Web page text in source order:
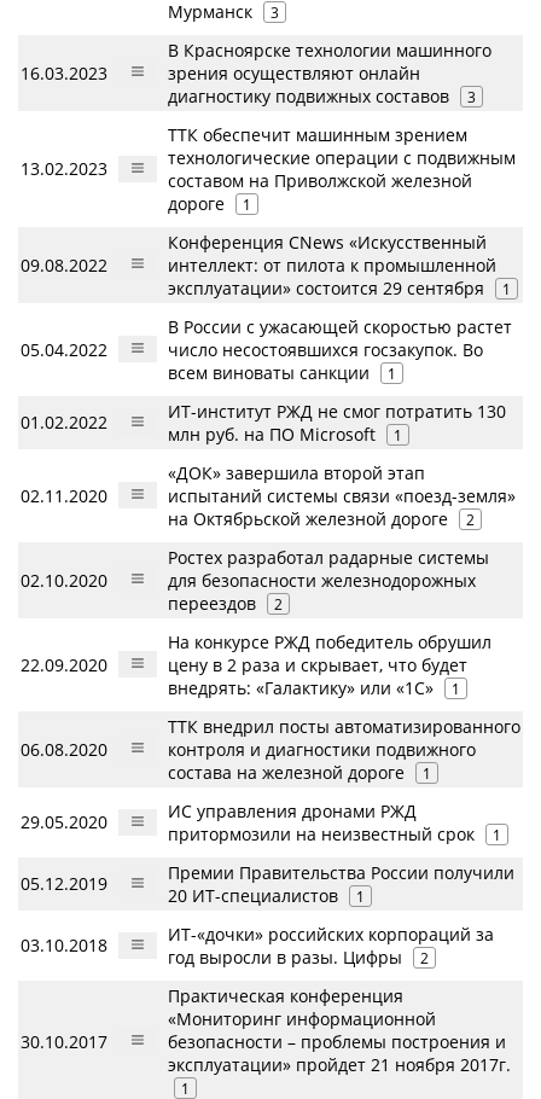
Мурманск
3
16.03.2023
В Красноярске технологии машинного
зрения осуществляют онлайн
диагностику подвижных составов
3
13.02.2023
ТТК обеспечит машинным зрением
технологические операции с подвижным
составом на Приволжской железной
дороге
1
09.08.2022
Конференция CNews «Искусственный
интеллект: от пилота к промышленной
эксплуатации» состоится 29 сентября
1
05.04.2022
В России с ужасающей скоростью растет
число несостоявшихся госзакупок. Во
всем виноваты санкции
1
01.02.2022
ИТ-институт РЖД не смог потратить 130
млн руб. на ПО Microsoft
1
02.11.2020
«ДОК» завершила второй этап
испытаний системы связи «поезд-земля»
на Октябрьской железной дороге
2
02.10.2020
Ростех разработал радарные системы
для безопасности железнодорожных
переездов
2
22.09.2020
На конкурсе РЖД победитель обрушил
цену в 2 раза и скрывает, что будет
внедрять: «Галактику» или «1С»
1
06.08.2020
ТТК внедрил посты автоматизированного
контроля и диагностики подвижного
состава на железной дороге
1
29.05.2020
ИС управления дронами РЖД
притормозили на неизвестный срок
1
05.12.2019
Премии Правительства России получили
20 ИТ-специалистов
1
03.10.2018
ИТ-«дочки» российских корпораций за
год выросли в разы. Цифры
2
30.10.2017
Практическая конференция
«Мониторинг информационной
безопасности – проблемы построения и
эксплуатации» пройдет 21 ноября 2017г.
1